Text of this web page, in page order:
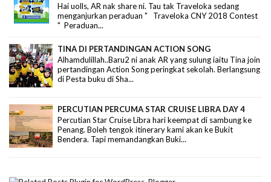
Hai uolls, AR nak share ni. Tau tak Traveloka sedang
menganjurkan peraduan " Traveloka CNY 2018 Contest
" Peraduan...
TINA DI PERTANDINGAN ACTION SONG
Alhamdulillah..Baru2 ni anak AR yang sulung iaitu Tina join
pertandingan Action Song peringkat sekolah. Berlangsung
di Pesta buku di Sha...
PERCUTIAN PERCUMA STAR CRUISE LIBRA DAY 4
Percutian Star Cruise Libra hari keempat di sambung ke
Penang. Boleh tengok itinerary kami akan ke Bukit
Bendera. Tapi memandangkan Buki...